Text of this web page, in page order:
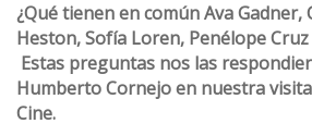
¿Qué tienen en comúnAva Gadner,
Heston,Sofía Loren, Penélope Cruz
Estas preguntas nos las
Humberto Cornejo en nuestra
Cine.